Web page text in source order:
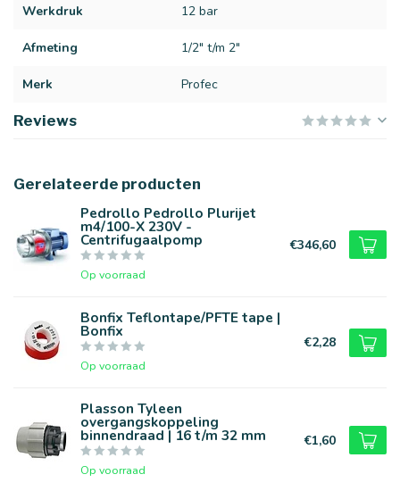
Werkdruk 12 bar
Afmeting 1/2" t/m 2"
Merk Profec
Reviews
Gerelateerde producten
Pedrollo Pedrollo Plurijet
m4/100-X 230V -
Centrifugaalpomp
Op voorraad
€346,60
Bonfix Teflontape/PFTE tape |
Bonfix
Op voorraad
€2,28
Plasson Tyleen
overgangskoppeling
binnendraad | 16 t/m 32 mm
Op voorraad
€1,60